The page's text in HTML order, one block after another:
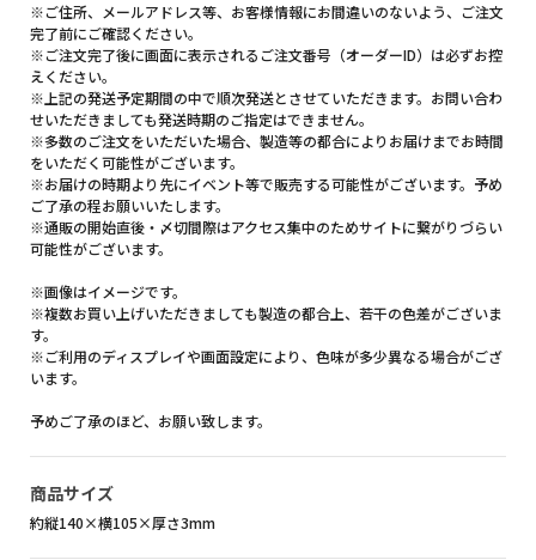
※ご住所、メールアドレス等、お客様情報にお間違いのないよう、ご注文
完了前にご確認ください。
※ご注文完了後に画面に表示されるご注文番号（オーダーID）は必ずお控
えください。
※上記の発送予定期間の中で順次発送とさせていただきます。お問い合わ
せいただきましても発送時期のご指定はできません。
※多数のご注文をいただいた場合、製造等の都合によりお届けまでお時間
をいただく可能性がございます。
※お届けの時期より先にイベント等で販売する可能性がございます。予め
ご了承の程お願いいたします。
※通販の開始直後・〆切間際はアクセス集中のためサイトに繋がりづらい
可能性がございます。
※画像はイメージです。
※複数お買い上げいただきましても製造の都合上、若干の色差がございま
す。
※ご利用のディスプレイや画面設定により、色味が多少異なる場合がござ
います。
予めご了承のほど、お願い致します。
商品サイズ
約縦140×横105×厚さ3mm